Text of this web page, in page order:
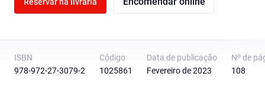
ISBN
978-972-27-3079-2
Código
1025861
Data de publicação
Fevereiro de 2023
Nº de
108